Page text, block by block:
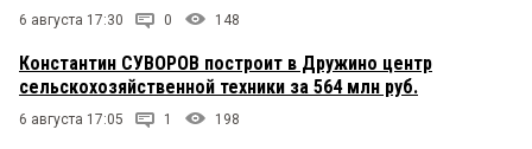
6 августа 17:30 0 148
Константин СУВОРОВ построит в Дружино центр
сельскохозяйственной техники за 564 млн руб.
6 августа 17:05 1 198